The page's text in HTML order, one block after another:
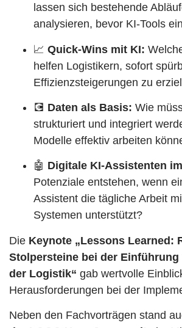
lassen sich bestehende
analysieren, bevor KI-Tools
📈 Quick-Wins mit KI:
helfen Logistikern, sofort
Effizienzsteigerungen zu
💽 Daten als Basis: Wie
strukturiert und integriert
Modelle effektiv arbeiten
🤖 Digitale KI-Assistenten
Potenziale entstehen, wenn
Assistent die tägliche Arbeit
Systemen unterstützt?
Die Keynote „Lessons Learned:
Stolpersteine bei der Einführung
der Logistik“ gab wertvolle
Herausforderungen bei der
Neben den Fachvorträgen stand